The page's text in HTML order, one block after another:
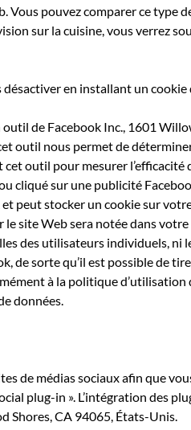
Vous pouvez comparer ce type
sur la cuisine, vous verrez
en installant un
outil de Facebook Inc., 1601
outil nous permet de
outil pour mesurer
cliqué sur une publicité
peut stocker un cookie sur
site Web sera notée dans
des utilisateurs individuels, ni
de sorte qu’il est possible de
à la politique d’utilisation
données.
de médias sociaux afin que
plug-in ». L’intégration des
Shores, CA 94065, États-Unis.